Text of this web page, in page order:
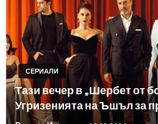
СЕРИАЛИ
Тази вечер в „Шербет от
Угризенията на Ъшъл за